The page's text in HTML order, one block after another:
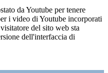
da Youtube per tenere
i video di Youtube incorporati
del sito web sta
dell'interfaccia di